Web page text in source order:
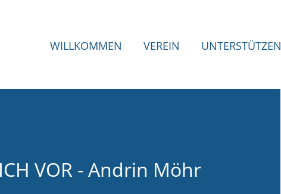
WILLKOMMEN VEREIN UNTERSTÜTZEN
VOR - Andrin Möhr